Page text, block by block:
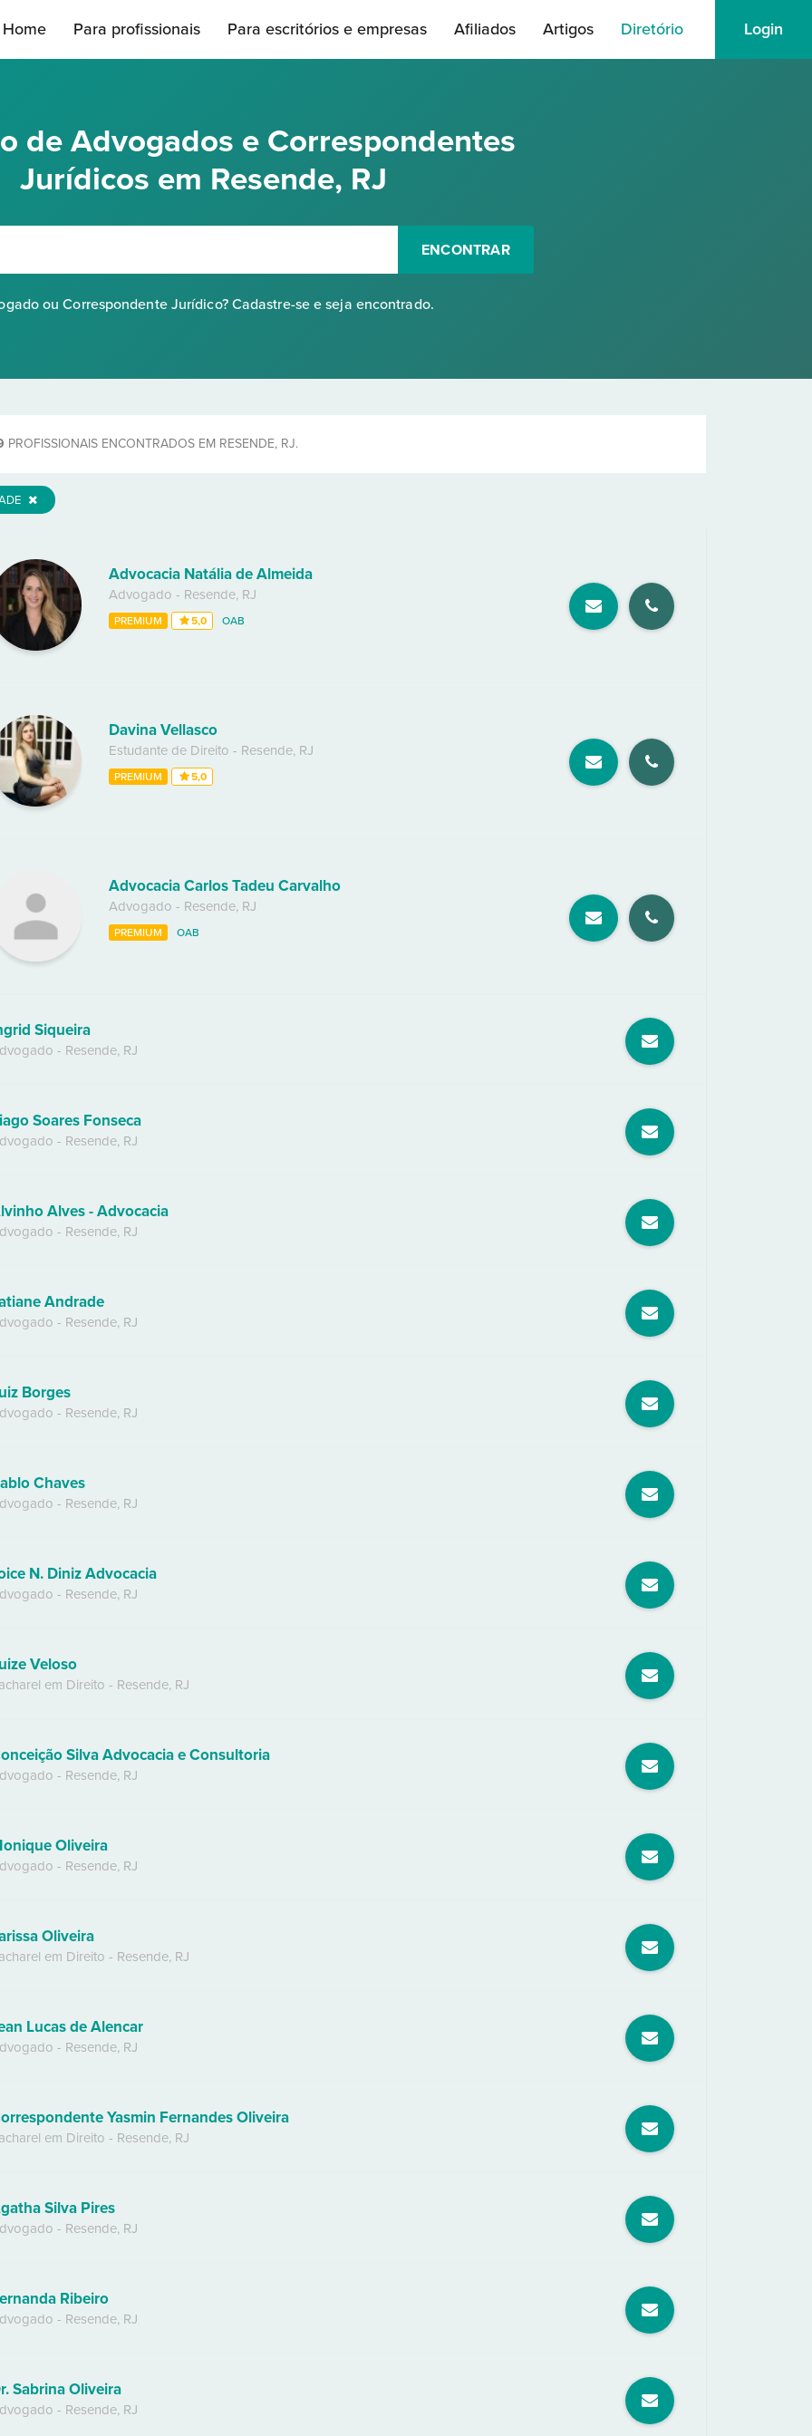
Home Para profissionais Para escritórios e empresas Afiliados Artigos Diretório Login
de Advogados e Correspondentes
Jurídicos em Resende, RJ
ENCONTRAR
ou Correspondente Jurídico? Cadastre-se e seja encontrado.
PROFISSIONAIS ENCONTRADOS EM RESENDE, RJ.
Advocacia Natália de Almeida
Advogado - Resende, RJ
PREMIUM 5,0 OAB
Davina Vellasco
Estudante de Direito - Resende, RJ
PREMIUM 5,0
Advocacia Carlos Tadeu Carvalho
Advogado - Resende, RJ
PREMIUM OAB
Siqueira
- Resende, RJ
Soares Fonseca
- Resende, RJ
Alves - Advocacia
- Resende, RJ
Andrade
- Resende, RJ
Borges
- Resende, RJ
Chaves
- Resende, RJ
N. Diniz Advocacia
- Resende, RJ
Veloso
em Direito - Resende, RJ
Silva Advocacia e Consultoria
- Resende, RJ
Oliveira
- Resende, RJ
Oliveira
em Direito - Resende, RJ
Lucas de Alencar
- Resende, RJ
Yasmin Fernandes Oliveira
em Direito - Resende, RJ
Silva Pires
- Resende, RJ
Ribeiro
- Resende, RJ
Sabrina Oliveira
- Resende, RJ